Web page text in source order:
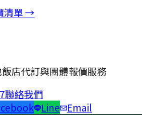
清單 →
店代訂與團體報價服務
聯絡我們
Line Email